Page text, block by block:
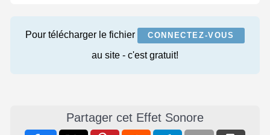
Pour télécharger le fichier CONNECTEZ-VOUS
au site - c'est gratuit!
Partager cet Effet Sonore